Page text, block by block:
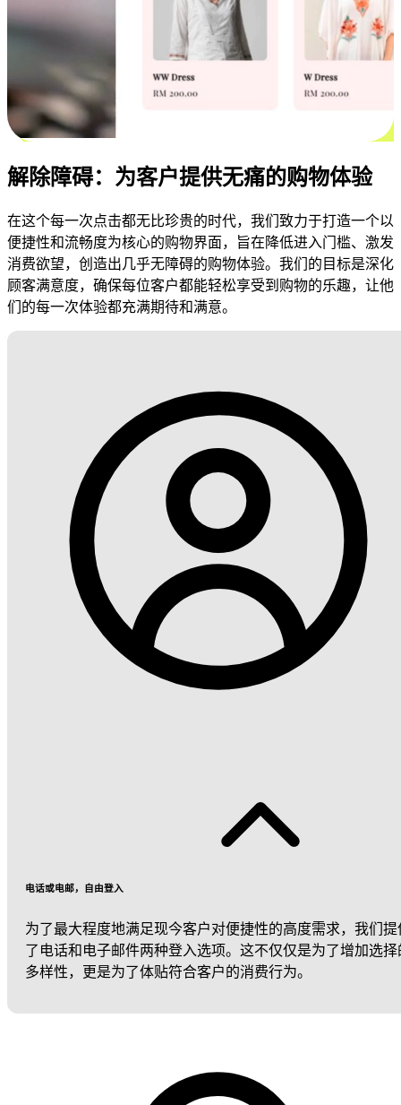
解除障碍：为客户提供无痛的购物体验
在这个每一次点击都无比珍贵的时代，我们致力于打造一个以
便捷性和流畅度为核心的购物界面，旨在降低进入门槛、激发
消费欲望，创造出几乎无障碍的购物体验。我们的目标是深化
顾客满意度，确保每位客户都能轻松享受到购物的乐趣，让他
们的每一次体验都充满期待和满意。
电话或电邮，自由登入
为了最大程度地满足现今客户对便捷性的高度需求，我们提
了电话和电子邮件两种登入选项。这不仅仅是为了增加选择
多样性，更是为了体贴符合客户的消费行为。